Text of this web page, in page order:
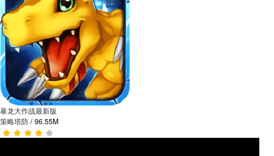
暴龙大作战最新版
策略塔防 / 96.55M